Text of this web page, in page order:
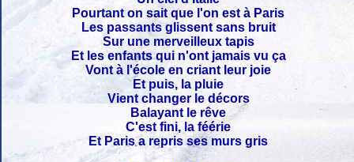
Pourtant on sait que l'on est à Paris
Les passants glissent sans bruit
Sur une merveilleux tapis
Et les enfants qui n'ont jamais vu ça
Vont à l'école en criant leur joie
Et puis, la pluie
Vient changer le décors
Balayant le rêve
C'est fini, la féérie
Et Paris a repris ses murs gris